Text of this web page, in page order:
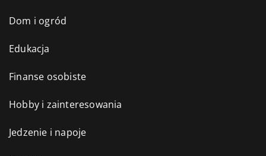
Dom i ogród
Edukacja
Finanse osobiste
Hobby i zainteresowania
Jedzenie i napoje